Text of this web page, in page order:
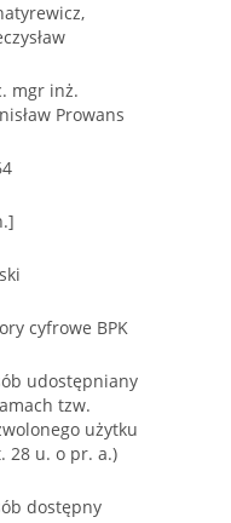
mgr inż.
Prowans
cyfrowe BPK
udostępniany
tzw.
użytku
28 u. o pr. a.)
dostępny